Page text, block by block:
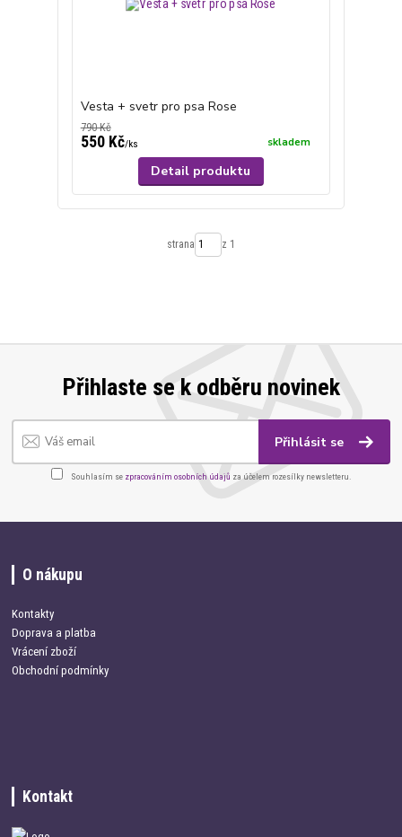
Vesta + svetr pro psa Rose
790 Kč
550 Kč/ks skladem
Detail produktu
strana z 1
Přihlaste se k odběru novinek
Přihlásit se
Souhlasím se zpracováním osobních údajů za účelem rozesílky newsletteru.
O nákupu
Kontakty
Doprava a platba
Vrácení zboží
Obchodní podmínky
Kontakt